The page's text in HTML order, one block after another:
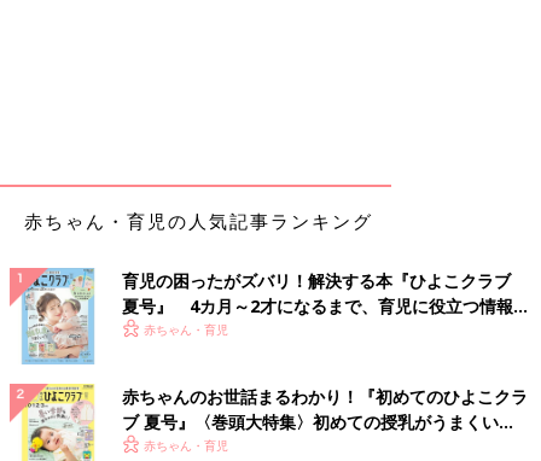
赤ちゃん・育児の人気記事ランキング
育児の困ったがズバリ！解決する本『ひよこクラブ
夏号』 4カ月～2才になるまで、育児に役立つ情報が
いっぱい！
赤ちゃん・育児
赤ちゃんのお世話まるわかり！『初めてのひよこクラ
ブ 夏号』〈巻頭大特集〉初めての授乳がうまくい
く！ おっぱい・ミルクの基本と夏のトラブル 解決テ
赤ちゃん・育児